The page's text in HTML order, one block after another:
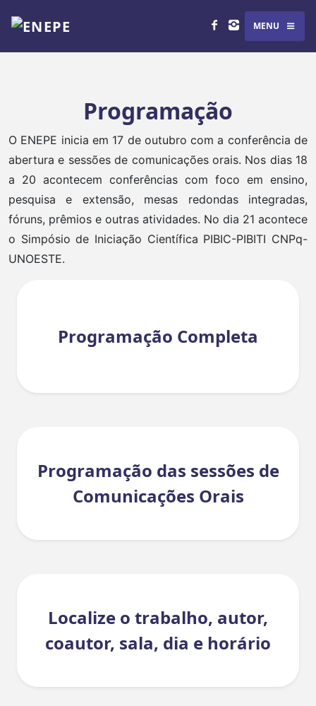
MENU
Programação
O ENEPE inicia em 17 de outubro com a conferência de
abertura e sessões de comunicações orais. Nos dias 18
a 20 acontecem conferências com foco em ensino,
pesquisa e extensão, mesas redondas integradas,
fóruns, prêmios e outras atividades. No dia 21 acontece
o Simpósio de Iniciação Científica PIBIC-PIBITI CNPq-
UNOESTE.
Programação Completa
Programação das sessões de
Comunicações Orais
Localize o trabalho, autor,
coautor, sala, dia e horário